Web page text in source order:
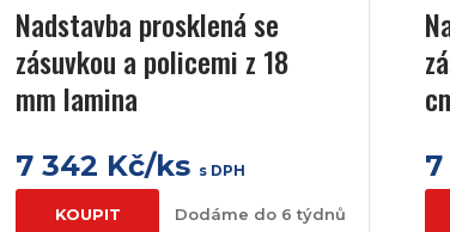
Nadstavba prosklená se
zásuvkou a policemi z 18
mm lamina
7 342 Kč/ks s DPH
KOUPIT Dodáme do 6 týdnů